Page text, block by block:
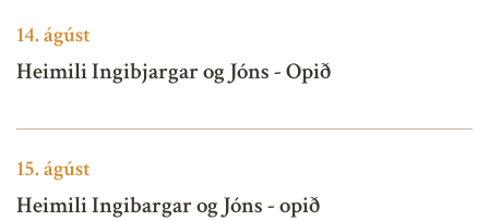
14.ágúst
Heimili Ingibjargar og Jóns - Opið
15.ágúst
Heimili Ingibargar og Jóns - opið